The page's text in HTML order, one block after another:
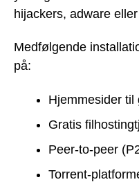
hijackers, adware
Medfølgende
på:
Hjemmesider til
Gratis
Peer-to-peer
Torrent-